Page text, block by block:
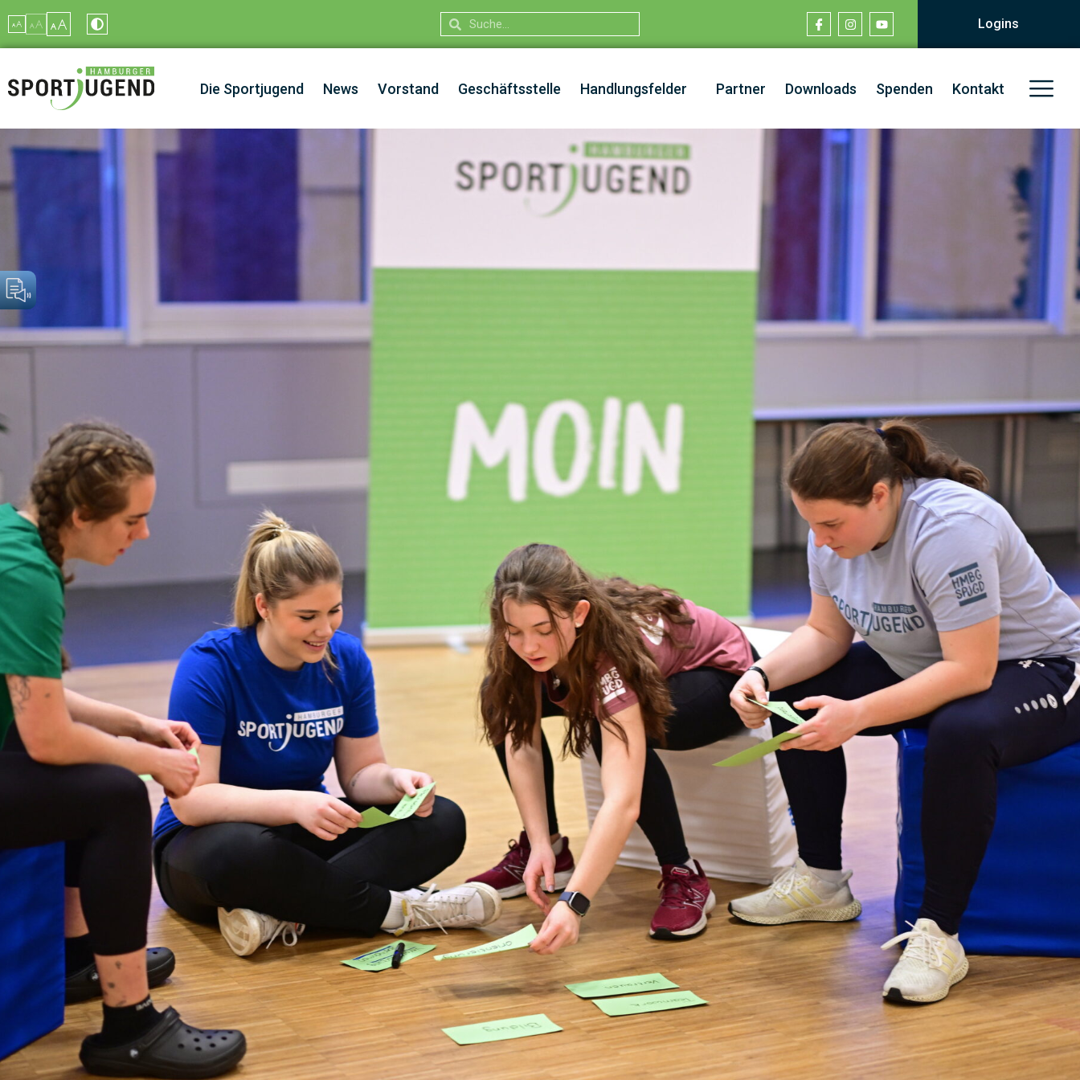
springen
Logins
Die Sportjugend News Vorstand Geschäftsstelle Handlungsfelder Partner Downloads Spenden Kontakt